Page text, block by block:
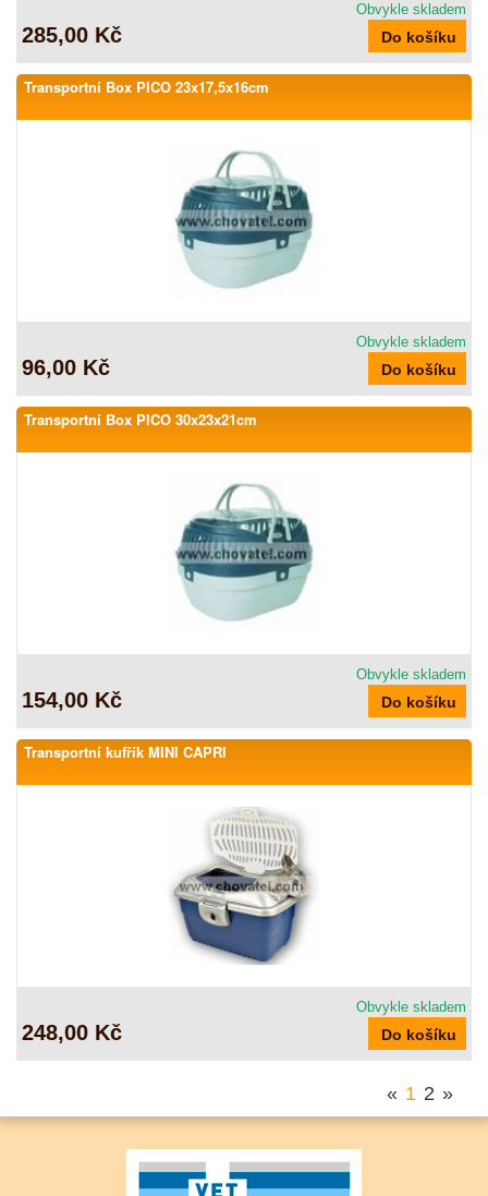
Obvykle skladem
285,00 Kč
Transportní Box PICO 23x17,5x16cm
Obvykle skladem
96,00 Kč
Transportní Box PICO 30x23x21cm
Obvykle skladem
154,00 Kč
Transportní kufřík MINI CAPRI
Obvykle skladem
248,00 Kč
« 1 2 »